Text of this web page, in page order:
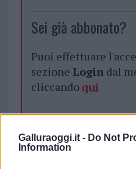
Galluraoggi.it - Do Not
Information
Sei già abbonato?
Puoi effettuare
sezione Logindal
cliccando qui
TEMI: Comune Di Olbia